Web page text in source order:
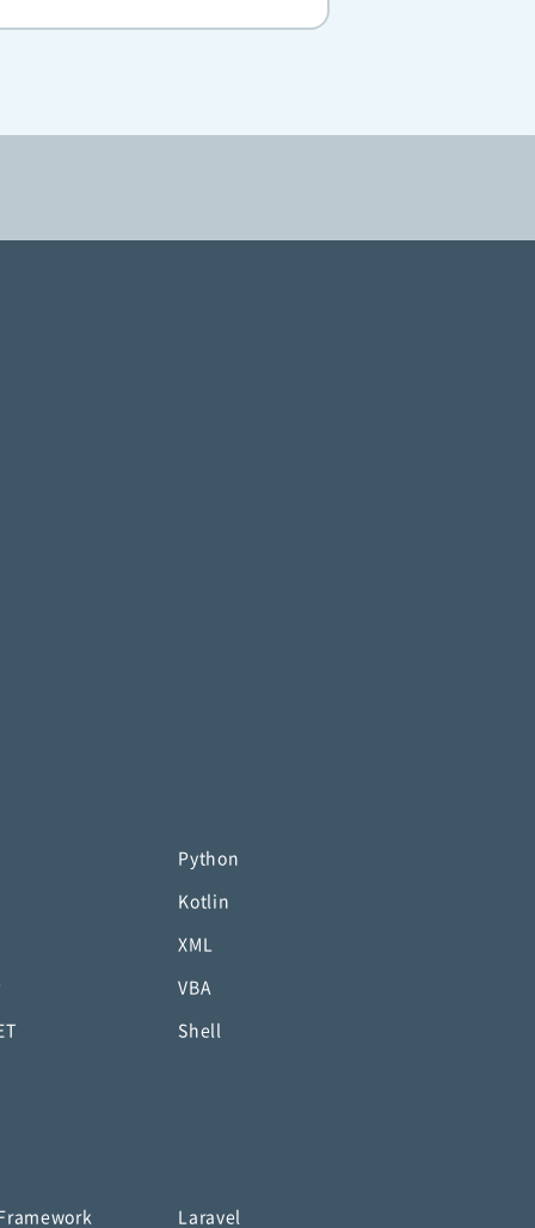
Python
Kotlin
XML
VBA
Shell
Laravel